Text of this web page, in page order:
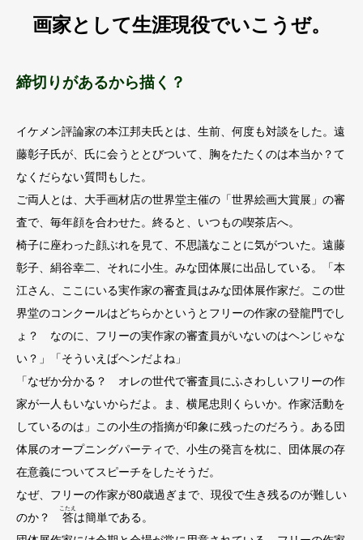
画家として生涯現役でいこうぜ。
締切りがあるから描く？
イケメン評論家の本江邦夫氏とは、生前、何度も対談をした。遠
藤彰子氏が、氏に会うととびついて、胸をたたくのは本当か？て
なくだらない質問もした。
ご両人とは、大手画材店の世界堂主催の「世界絵画大賞展」の審
査で、毎年顔を合わせた。終ると、いつもの喫茶店へ。
椅子に座わった顔ぶれを見て、不思議なことに気がついた。遠藤
彰子、絹谷幸二、それに小生。みな団体展に出品している。「本
江さん、ここにいる実作家の審査員はみな団体展作家だ。この世
界堂のコンクールはどちらかというとフリーの作家の登龍門でし
ょ？ なのに、フリーの実作家の審査員がいないのはヘンじゃな
い？」「そういえばヘンだよね」
「なぜか分かる？ オレの世代で審査員にふさわしいフリーの作
家が一人もいないからだよ。ま、横尾忠則くらいか。作家活動を
しているのは」この小生の指摘が印象に残ったのだろう。ある団
体展のオープニングパーティで、小生の発言を枕に、団体展の存
在意義についてスピーチをしたそうだ。
なぜ、フリーの作家が80歳過ぎまで、現役で生き残るのが難しい
のか？ 答
こたえ
は簡単である。